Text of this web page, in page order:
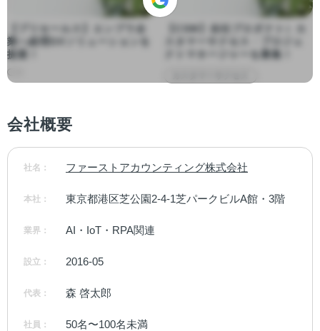
業へ経理DXソリューションを
提案！
クトマネージャーを募集！
会社概要
社名： ファーストアカウンティング株式会社
本社： 東京都港区芝公園2-4-1芝パークビルA館・3階
業界： AI・IoT・RPA関連
設立： 2016-05
代表： 森 啓太郎
社員： 50名〜100名未満